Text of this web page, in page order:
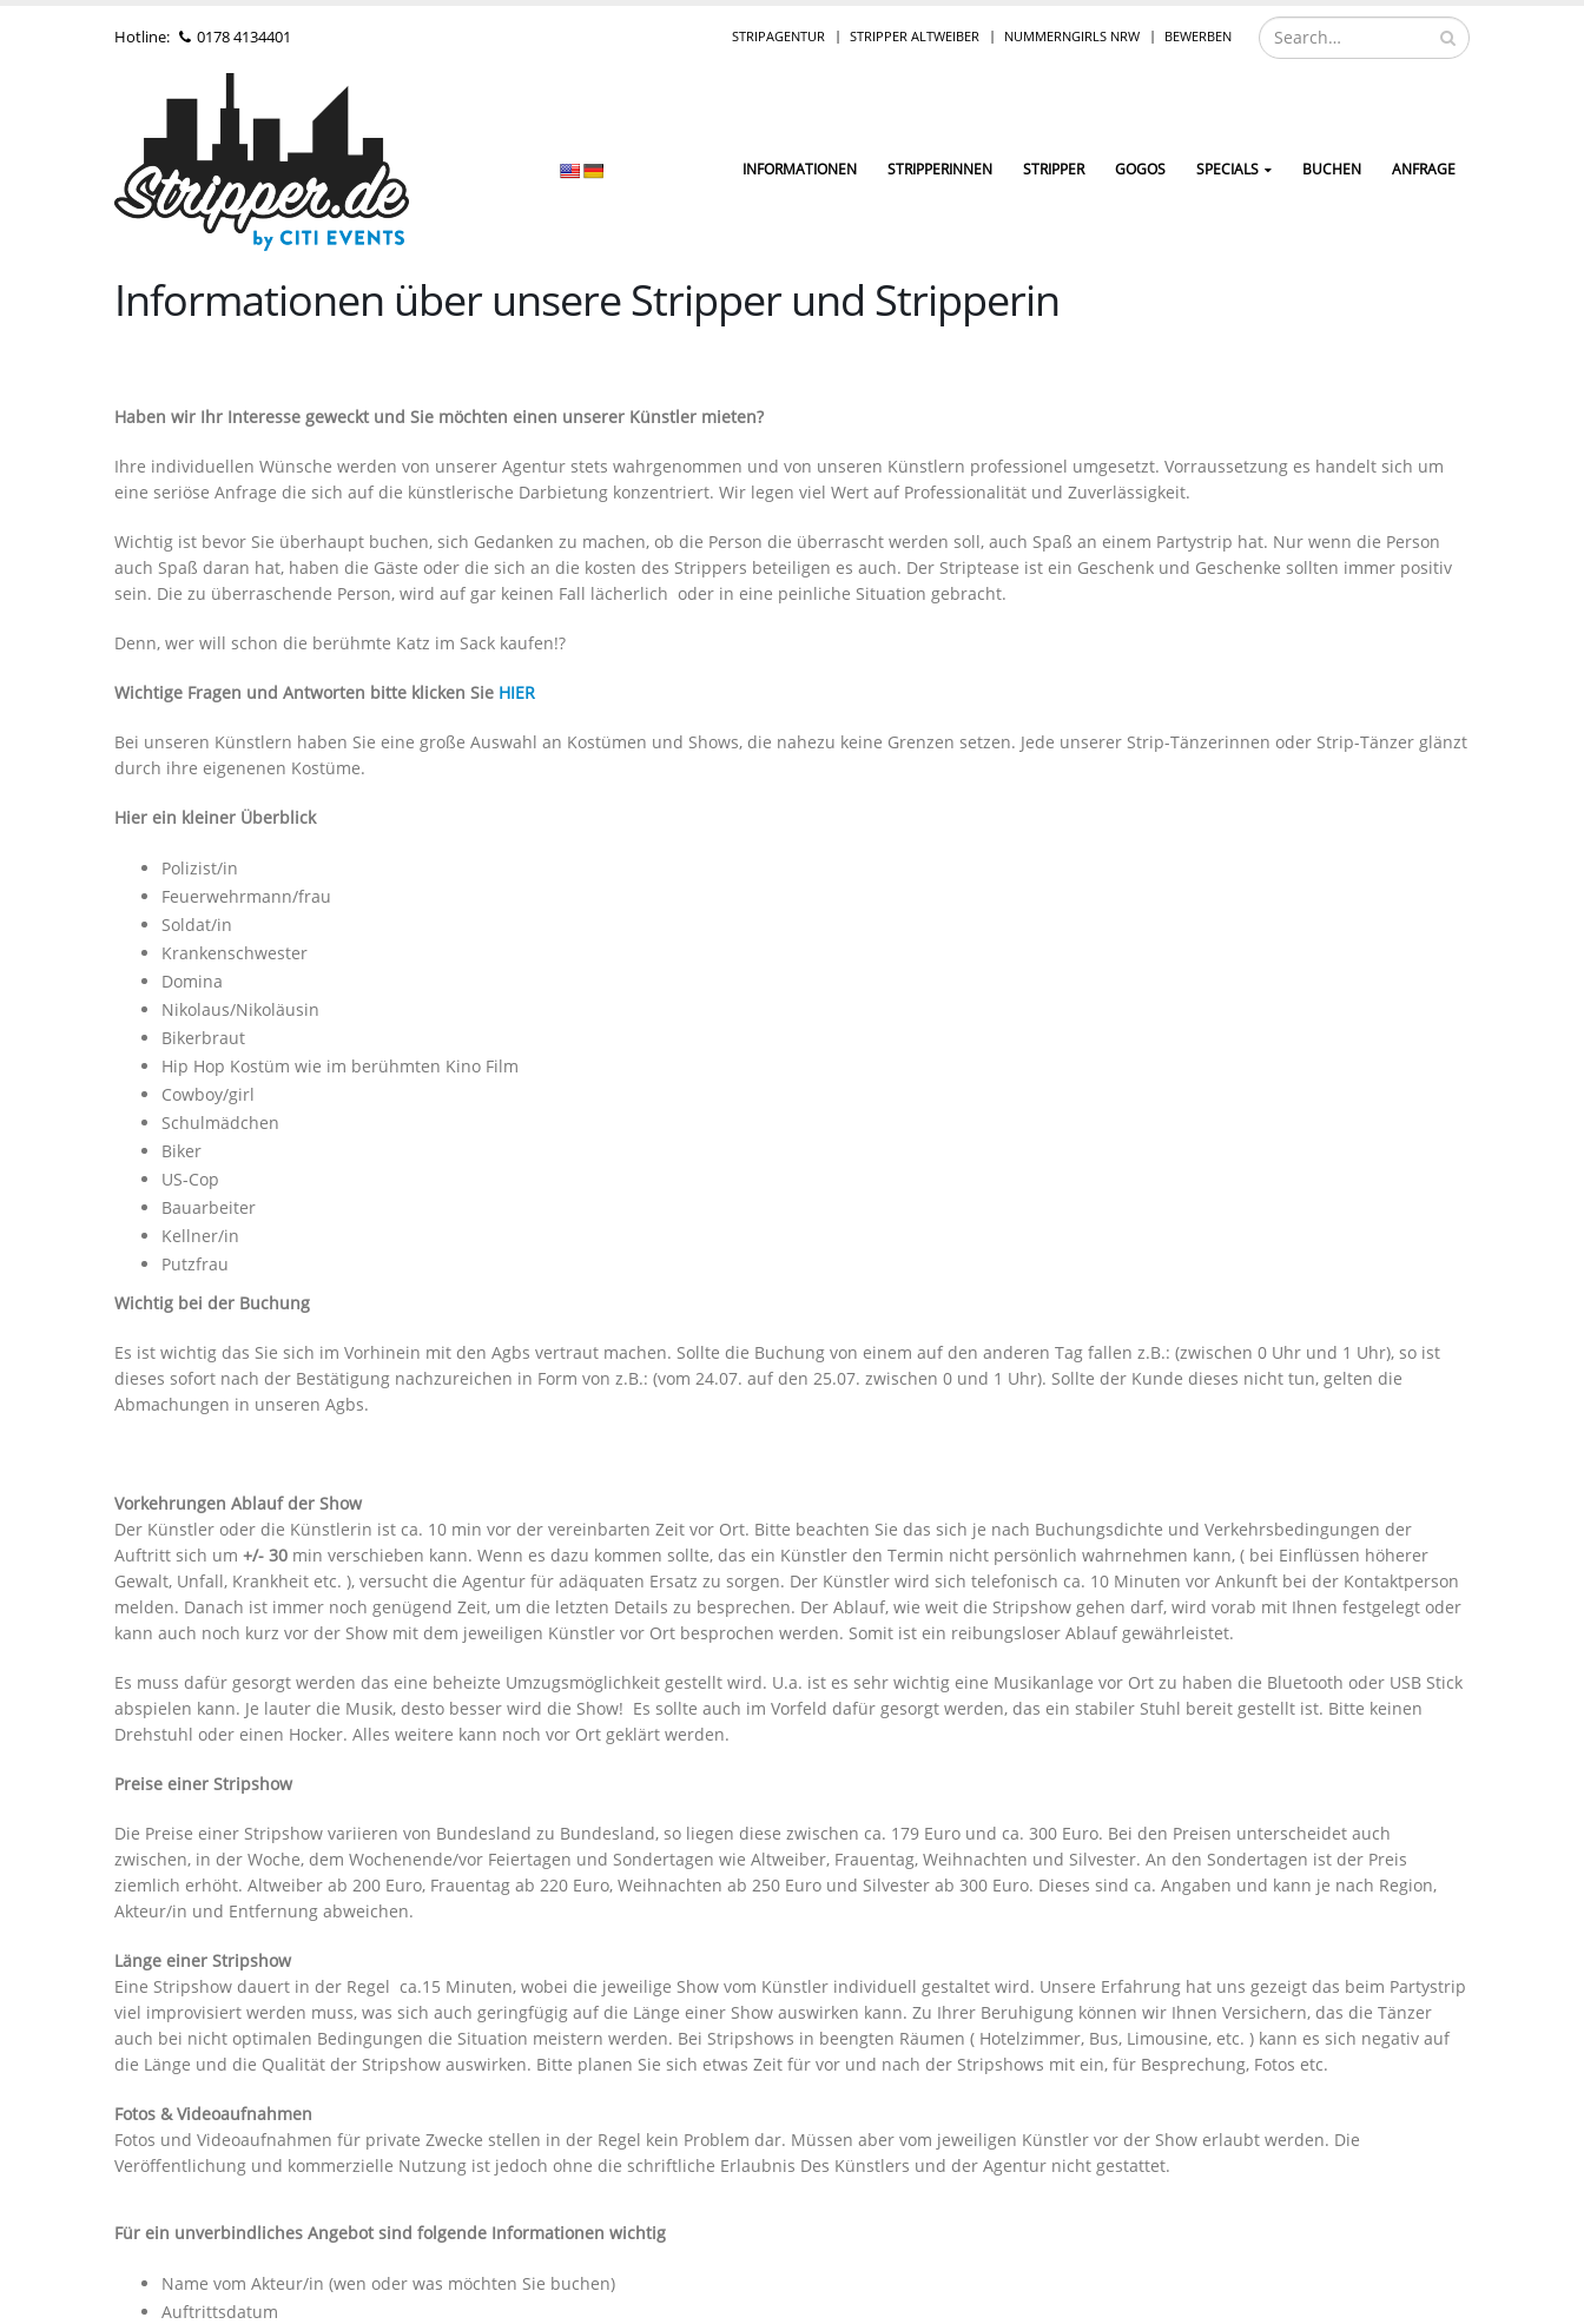
Hotline: 0178 4134401 STRIPAGENTUR STRIPPER ALTWEIBER NUMMERNGIRLS NRW BEWERBEN
INFORMATIONEN STRIPPERINNEN STRIPPER GOGOS SPECIALS BUCHEN ANFRAGE
Informationen über unsere Stripper und Stripperin
Haben wir Ihr Interesse geweckt und Sie möchten einen unserer Künstler mieten?
Ihre individuellen Wünsche werden von unserer Agentur stets wahrgenommen und von unseren Künstlern professionel umgesetzt. Vorraussetzung es handelt sich um
eine seriöse Anfrage die sich auf die künstlerische Darbietung konzentriert. Wir legen viel Wert auf Professionalität und Zuverlässigkeit.
Wichtig ist bevor Sie überhaupt buchen, sich Gedanken zu machen, ob die Person die überrascht werden soll, auch Spaß an einem Partystrip hat. Nur wenn die Person
auch Spaß daran hat, haben die Gäste oder die sich an die kosten des Strippers beteiligen es auch. Der Striptease ist ein Geschenk und Geschenke sollten immer positiv
sein. Die zu überraschende Person, wird auf gar keinen Fall lächerlich oder in eine peinliche Situation gebracht.
Denn, wer will schon die berühmte Katz im Sack kaufen!?
Wichtige Fragen und Antworten bitte klicken Sie HIER
Bei unseren Künstlern haben Sie eine große Auswahl an Kostümen und Shows, die nahezu keine Grenzen setzen. Jede unserer Strip-Tänzerinnen oder Strip-Tänzer glänzt
durch ihre eigenenen Kostüme.
Hier ein kleiner Überblick
Polizist/in
Feuerwehrmann/frau
Soldat/in
Krankenschwester
Domina
Nikolaus/Nikoläusin
Bikerbraut
Hip Hop Kostüm wie im berühmten Kino Film
Cowboy/girl
Schulmädchen
Biker
US-Cop
Bauarbeiter
Kellner/in
Putzfrau
Wichtig bei der Buchung
Es ist wichtig das Sie sich im Vorhinein mit den Agbs vertraut machen. Sollte die Buchung von einem auf den anderen Tag fallen z.B.: (zwischen 0 Uhr und 1 Uhr), so ist
dieses sofort nach der Bestätigung nachzureichen in Form von z.B.: (vom 24.07. auf den 25.07. zwischen 0 und 1 Uhr). Sollte der Kunde dieses nicht tun, gelten die
Abmachungen in unseren Agbs.
Vorkehrungen Ablauf der Show
Der Künstler oder die Künstlerin ist ca. 10 min vor der vereinbarten Zeit vor Ort. Bitte beachten Sie das sich je nach Buchungsdichte und Verkehrsbedingungen der
Auftritt sich um +/- 30 min verschieben kann. Wenn es dazu kommen sollte, das ein Künstler den Termin nicht persönlich wahrnehmen kann, ( bei Einflüssen höherer
Gewalt, Unfall, Krankheit etc. ), versucht die Agentur für adäquaten Ersatz zu sorgen. Der Künstler wird sich telefonisch ca. 10 Minuten vor Ankunft bei der Kontaktperson
melden. Danach ist immer noch genügend Zeit, um die letzten Details zu besprechen. Der Ablauf, wie weit die Stripshow gehen darf, wird vorab mit Ihnen festgelegt oder
kann auch noch kurz vor der Show mit dem jeweiligen Künstler vor Ort besprochen werden. Somit ist ein reibungsloser Ablauf gewährleistet.
Es muss dafür gesorgt werden das eine beheizte Umzugsmöglichkeit gestellt wird. U.a. ist es sehr wichtig eine Musikanlage vor Ort zu haben die Bluetooth oder USB Stick
abspielen kann. Je lauter die Musik, desto besser wird die Show! Es sollte auch im Vorfeld dafür gesorgt werden, das ein stabiler Stuhl bereit gestellt ist. Bitte keinen
Drehstuhl oder einen Hocker. Alles weitere kann noch vor Ort geklärt werden.
Preise einer Stripshow
Die Preise einer Stripshow variieren von Bundesland zu Bundesland, so liegen diese zwischen ca. 179 Euro und ca. 300 Euro. Bei den Preisen unterscheidet auch
zwischen, in der Woche, dem Wochenende/vor Feiertagen und Sondertagen wie Altweiber, Frauentag, Weihnachten und Silvester. An den Sondertagen ist der Preis
ziemlich erhöht. Altweiber ab 200 Euro, Frauentag ab 220 Euro, Weihnachten ab 250 Euro und Silvester ab 300 Euro. Dieses sind ca. Angaben und kann je nach Region,
Akteur/in und Entfernung abweichen.
Länge einer Stripshow
Eine Stripshow dauert in der Regel ca.15 Minuten, wobei die jeweilige Show vom Künstler individuell gestaltet wird. Unsere Erfahrung hat uns gezeigt das beim Partystrip
viel improvisiert werden muss, was sich auch geringfügig auf die Länge einer Show auswirken kann. Zu Ihrer Beruhigung können wir Ihnen Versichern, das die Tänzer
auch bei nicht optimalen Bedingungen die Situation meistern werden. Bei Stripshows in beengten Räumen ( Hotelzimmer, Bus, Limousine, etc. ) kann es sich negativ auf
die Länge und die Qualität der Stripshow auswirken. Bitte planen Sie sich etwas Zeit für vor und nach der Stripshows mit ein, für Besprechung, Fotos etc.
Fotos & Videoaufnahmen
Fotos und Videoaufnahmen für private Zwecke stellen in der Regel kein Problem dar. Müssen aber vom jeweiligen Künstler vor der Show erlaubt werden. Die
Veröffentlichung und kommerzielle Nutzung ist jedoch ohne die schriftliche Erlaubnis Des Künstlers und der Agentur nicht gestattet.
Für ein unverbindliches Angebot sind folgende Informationen wichtig
Name vom Akteur/in (wen oder was möchten Sie buchen)
Auftrittsdatum